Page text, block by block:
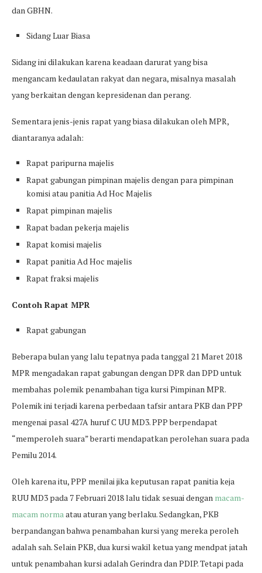
dan GBHN.
Sidang Luar Biasa
Sidang ini dilakukan karena keadaan darurat yang bisa
mengancam kedaulatan rakyat dan negara, misalnya masalah
yang berkaitan dengan kepresidenan dan perang.
Sementara jenis-jenis rapat yang biasa dilakukan oleh MPR,
diantaranya adalah:
Rapat paripurna majelis
Rapat gabungan pimpinan majelis dengan para pimpinan
komisi atau panitia Ad Hoc Majelis
Rapat pimpinan majelis
Rapat badan pekerja majelis
Rapat komisi majelis
Rapat panitia Ad Hoc majelis
Rapat fraksi majelis
Contoh Rapat MPR
Rapat gabungan
Beberapa bulan yang lalu tepatnya pada tanggal 21 Maret 2018
MPR mengadakan rapat gabungan dengan DPR dan DPD untuk
membahas polemik penambahan tiga kursi Pimpinan MPR.
Polemik ini terjadi karena perbedaan tafsir antara PKB dan PPP
mengenai pasal 427A huruf C UU MD3. PPP berpendapat
“memperoleh suara” berarti mendapatkan perolehan suara pada
Pemilu 2014.
Oleh karena itu, PPP menilai jika keputusan rapat panitia keja
RUU MD3 pada 7 Februari 2018 lalu tidak sesuai dengan macam-
macam normaatau aturan yang berlaku. Sedangkan, PKB
berpandangan bahwa penambahan kursi yang mereka peroleh
adalah sah. Selain PKB, dua kursi wakil ketua yang mendpat jatah
untuk penambahan kursi adalah Gerindra dan PDIP. Tetapi pada